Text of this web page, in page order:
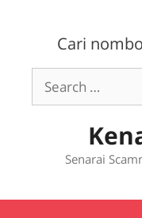
Cari
Search
for:
Senarai